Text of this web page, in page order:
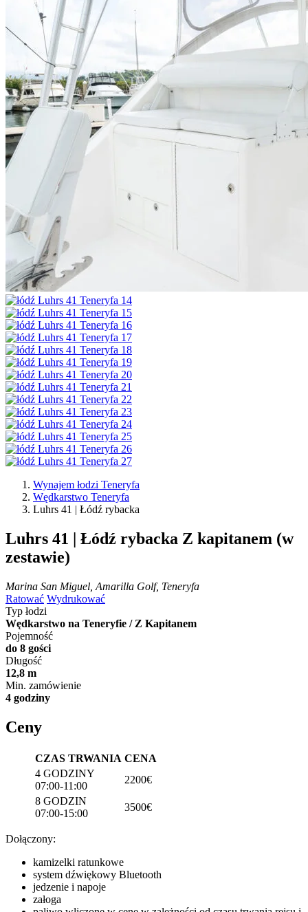
Wynajem łodzi Teneryfa
Wędkarstwo Teneryfa
Luhrs 41 | Łódź rybacka
Luhrs 41 | Łódź rybacka Z kapitanem (w
zestawie)
Marina San Miguel, Amarilla Golf, Teneryfa
Ratować Wydrukować
Typ łodzi
Wędkarstwo na Teneryfie / Z Kapitanem
Pojemność
do 8 gości
Długość
12,8 m
Min. zamówienie
4 godziny
Ceny
CZAS TRWANIA CENA
4 GODZINY
07:00-11:00
2200€
8 GODZIN
07:00-15:00
3500€
Dołączony:
kamizelki ratunkowe
system dźwiękowy Bluetooth
jedzenie i napoje
załoga